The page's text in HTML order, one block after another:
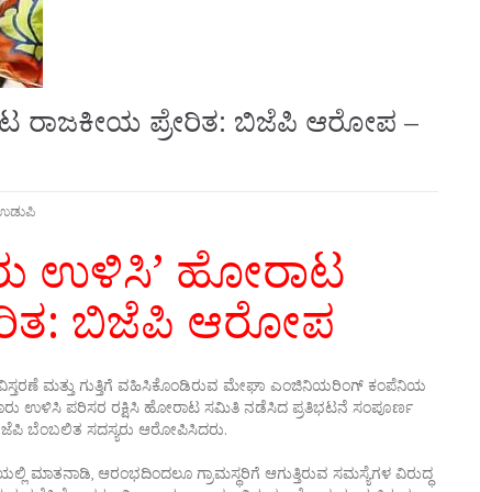
ರಾಜಕೀಯ ಪ್ರೇರಿತ: ಬಿಜೆಪಿ ಆರೋಪ –
ಉಳಿಸಿ’ ಹೋರಾಟ
ಬಿಜೆಪಿ ಆರೋಪ
ಮತ್ತು ಗುತ್ತಿಗೆ ವಹಿಸಿಕೊಂಡಿರುವ ಮೇಘಾ ಎಂಜಿನಿಯರಿಂಗ್ ಕಂಪೆನಿಯ
ಉಳಿಸಿ ಪರಿಸರ ರಕ್ಷಿಸಿ ಹೋರಾಟ ಸಮಿತಿ ನಡೆಸಿದ ಪ್ರತಿಭಟನೆ ಸಂಪೂರ್ಣ
ಬೆಂಬಲಿತ ಸದಸ್ಯರು ಆರೋಪಿಸಿದರು.
ಮಾತನಾಡಿ, ಆರಂಭದಿಂದಲೂ ಗ್ರಾಮಸ್ಥರಿಗೆ ಆಗುತ್ತಿರುವ ಸಮಸ್ಯೆಗಳ ವಿರುದ್ಧ